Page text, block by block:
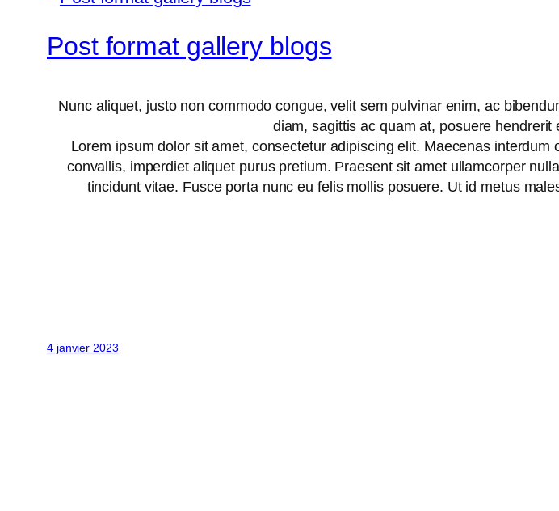
Post format gallery blogs
Nunc aliquet, justo non commodo congue, velit sem pulvinar enim, ac
diam, sagittis ac quam at, posuere
Lorem ipsum dolor sit amet, consectetur adipiscing elit. Maecenas
convallis, imperdiet aliquet purus pretium. Praesent sit amet ullamcorper
tincidunt vitae. Fusce porta nunc eu felis mollis posuere. Ut id metus
4 janvier 2023